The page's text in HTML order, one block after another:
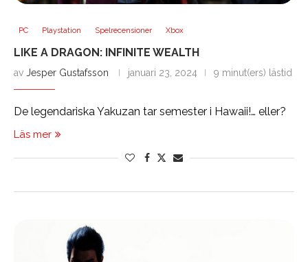
PC Playstation Spelrecensioner Xbox
LIKE A DRAGON: INFINITE WEALTH
av Jesper Gustafsson januari 23, 2024 9 minut(ers) lästid
De legendariska Yakuzan tar semester i Hawaii!… eller?
Läs mer